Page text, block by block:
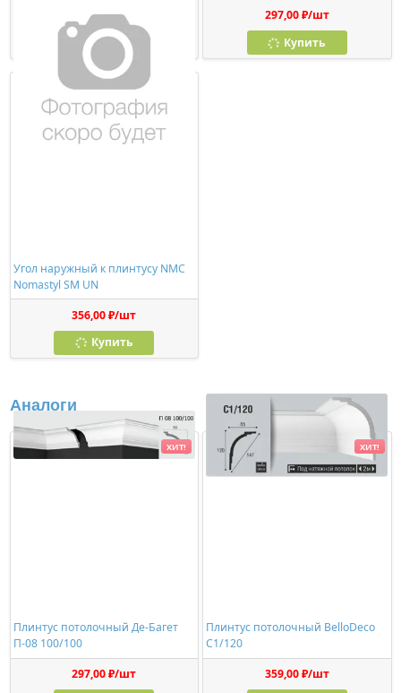
278,00 ₽/шт
Купить
297,00 ₽/шт
Купить
Угол наружный к плинтусу NMC
Nomastyl SM UN
356,00 ₽/шт
Купить
Аналоги
Плинтус потолочный Де-Багет
П-08 100/100
297,00 ₽/шт
ХИТ!
Плинтус потолочный BelloDeco
C1/120
359,00 ₽/шт
ХИТ!